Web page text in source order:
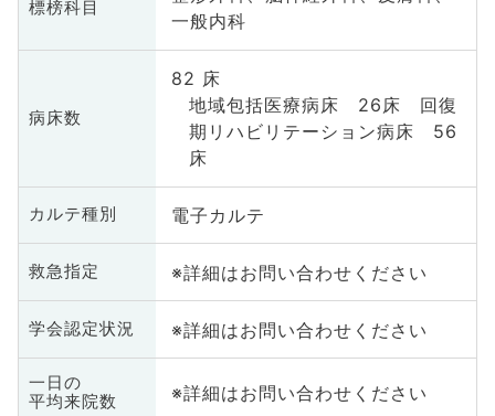
標榜科目
一般内科
病床数
82 床
地域包括医療病床 26床 回復
期リハビリテーション病床 56
床
カルテ種別 電子カルテ
救急指定 ※詳細はお問い合わせください
学会認定状況 ※詳細はお問い合わせください
一日の
平均来院数
※詳細はお問い合わせください